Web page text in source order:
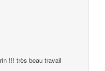
!!! très beau travail